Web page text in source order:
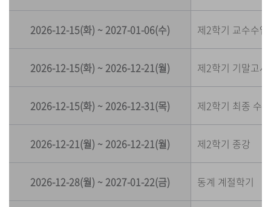
2026-12-15(화) ~ 2027-01-06(수) 제2학기 교수수
2026-12-15(화) ~ 2026-12-21(월) 제2학기 기말고사
2026-12-15(화) ~ 2026-12-31(목) 제2학기 최종 수
2026-12-21(월) ~ 2026-12-21(월) 제2학기 종강
2026-12-28(월) ~ 2027-01-22(금) 동계 계절학기